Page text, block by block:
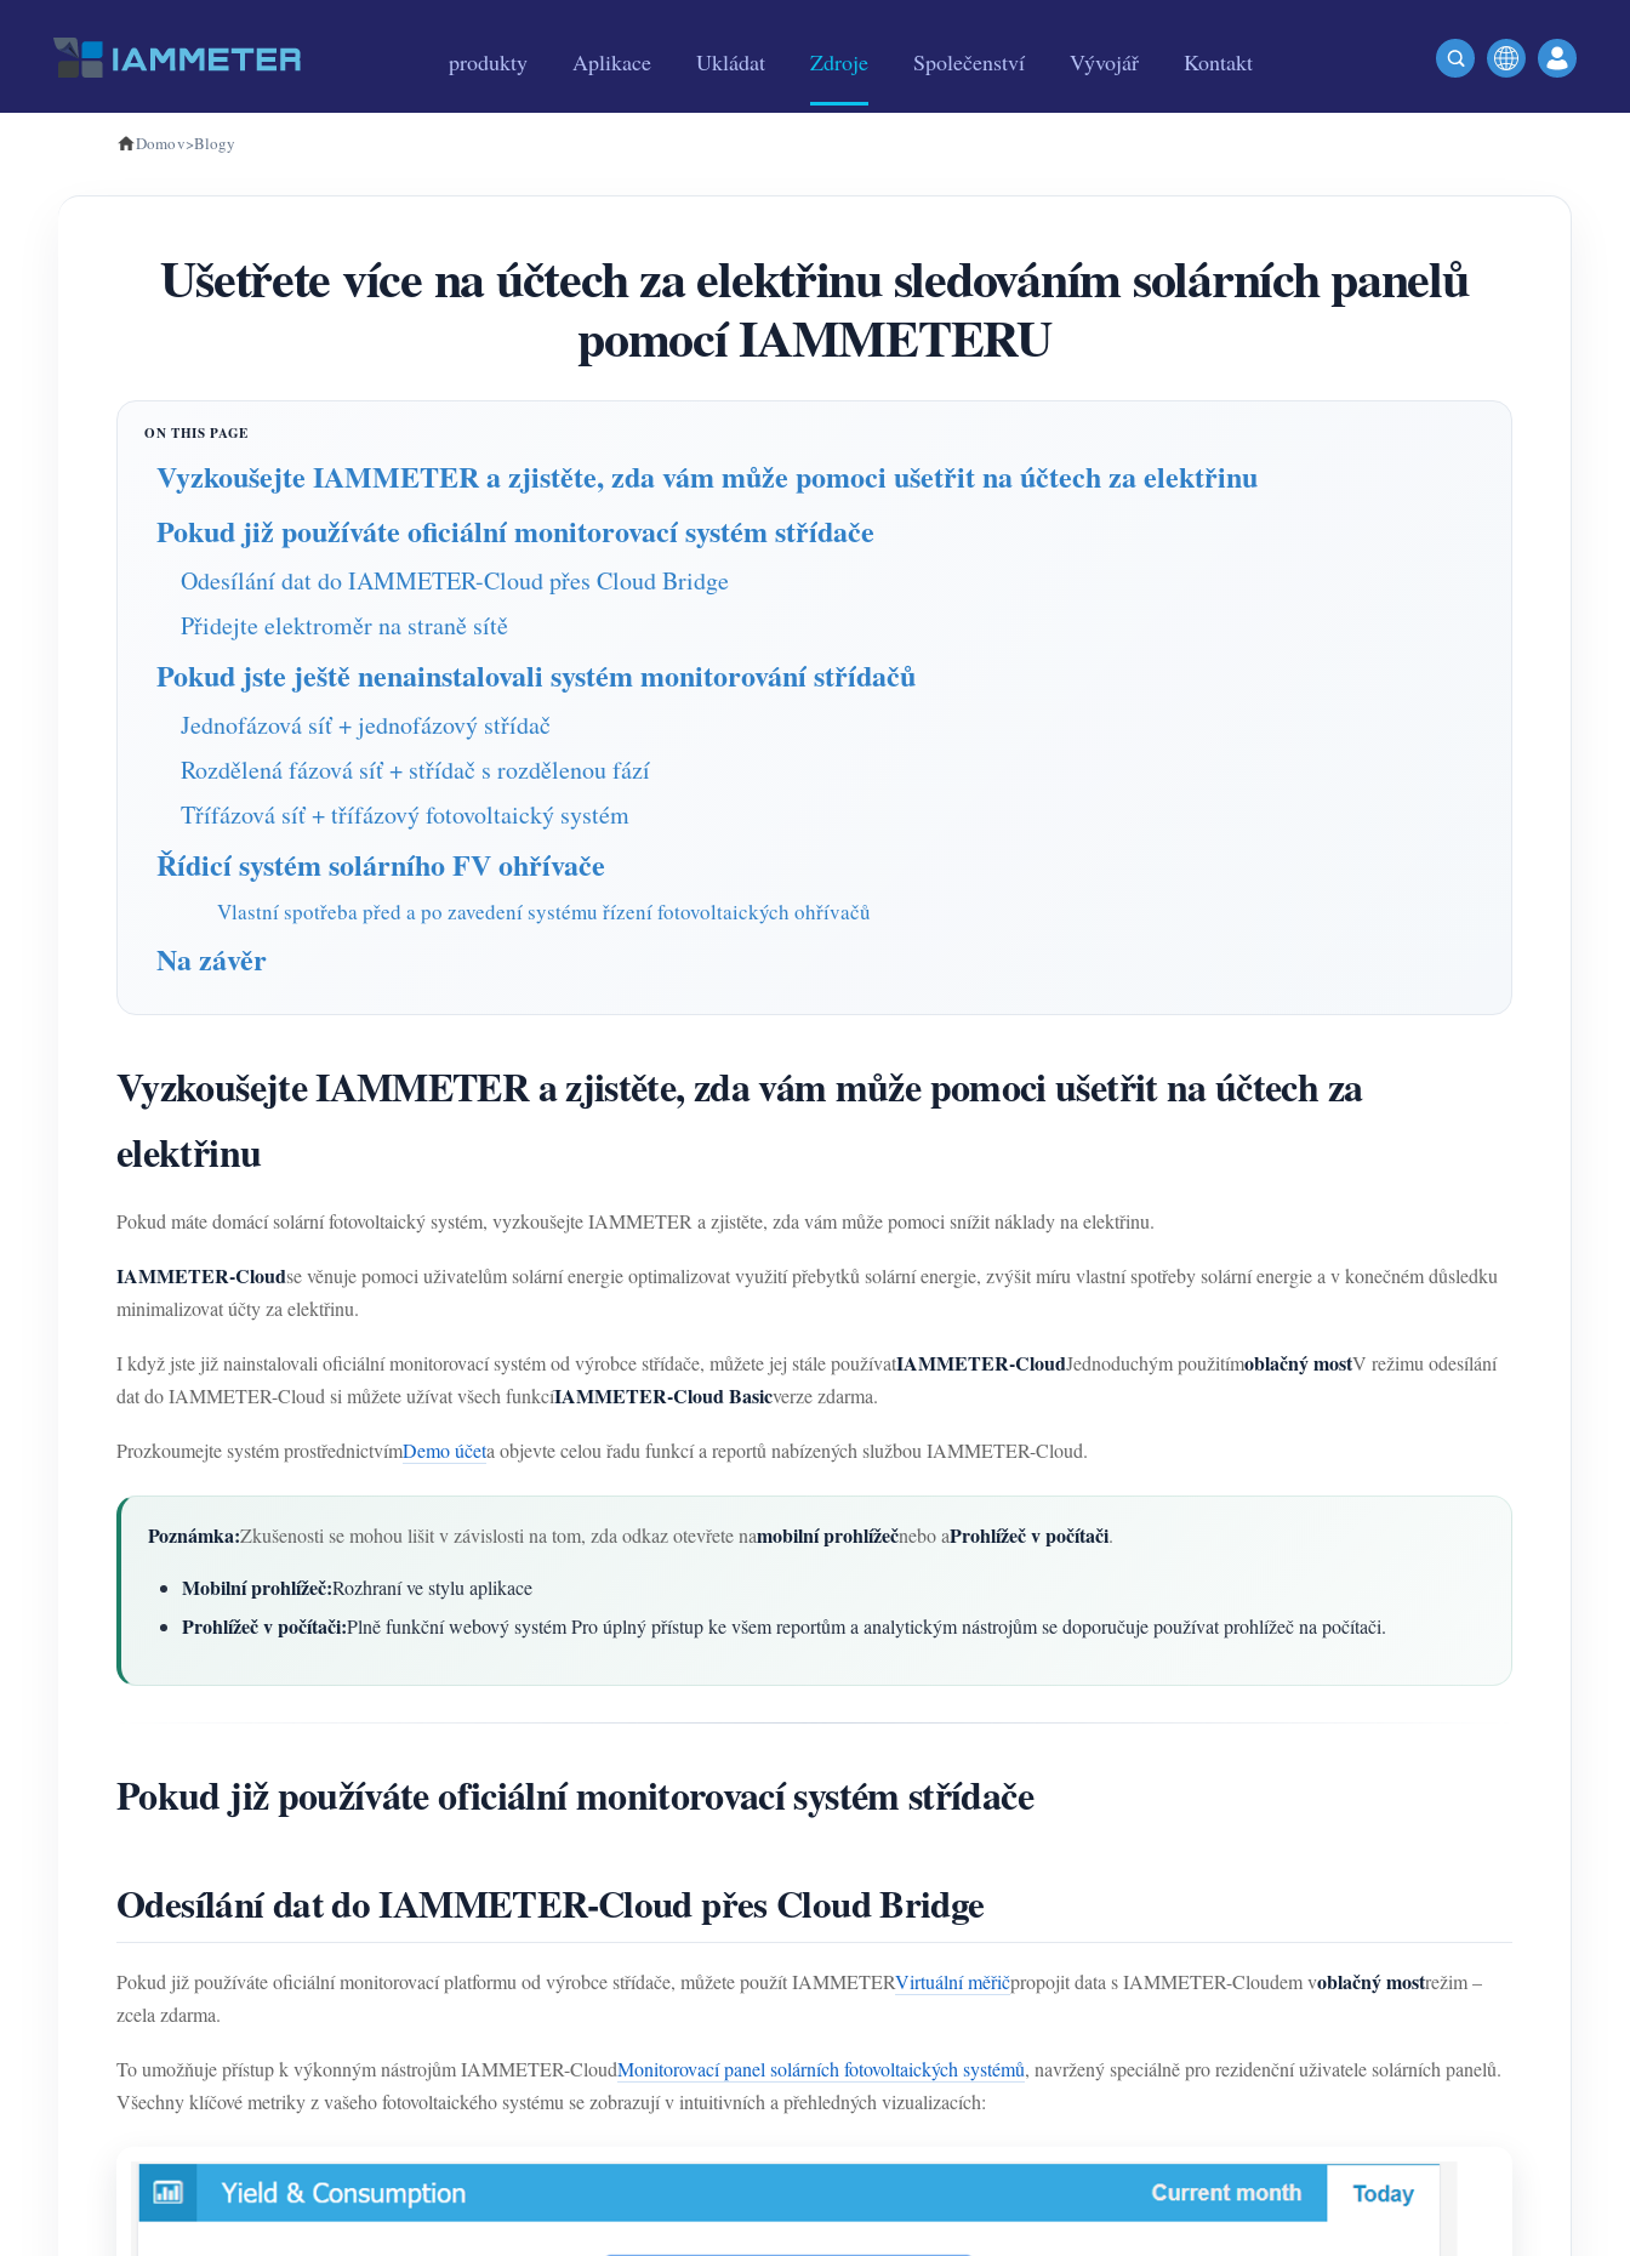
produkty Aplikace Ukládat Zdroje Společenství Vývojář Kontakt
Domov>Blogy
Ušetřete více na účtech za elektřinu sledováním solárních panelů
pomocí IAMMETERU
Vyzkoušejte IAMMETER a zjistěte, zda vám může pomoci ušetřit na účtech za elektřinu
Pokud již používáte oficiální monitorovací systém střídače
Odesílání dat do IAMMETER-Cloud přes Cloud Bridge
Přidejte elektroměr na straně sítě
Pokud jste ještě nenainstalovali systém monitorování střídačů
Jednofázová síť + jednofázový střídač
Rozdělená fázová síť + střídač s rozdělenou fází
Třífázová síť + třífázový fotovoltaický systém
Řídicí systém solárního FV ohřívače
Vlastní spotřeba před a po zavedení systému řízení fotovoltaických ohřívačů
Na závěr
Vyzkoušejte IAMMETER a zjistěte, zda vám může pomoci ušetřit na účtech za
elektřinu
Pokud máte domácí solární fotovoltaický systém, vyzkoušejte IAMMETER a zjistěte, zda vám může pomoci snížit náklady na elektřinu.
IAMMETER-Cloudse věnuje pomoci uživatelům solární energie optimalizovat využití přebytků solární energie, zvýšit míru vlastní spotřeby solární energie a v konečném důsledku
minimalizovat účty za elektřinu.
I když jste již nainstalovali oficiální monitorovací systém od výrobce střídače, můžete jej stále používatIAMMETER-CloudJednoduchým použitímoblačný mostV režimu odesílání
dat do IAMMETER-Cloud si můžete užívat všech funkcíIAMMETER-Cloud Basicverze zdarma.
Prozkoumejte systém prostřednictvímDemo účeta objevte celou řadu funkcí a reportů nabízených službou IAMMETER-Cloud.
Poznámka:Zkušenosti se mohou lišit v závislosti na tom, zda odkaz otevřete namobilní prohlížečnebo aProhlížeč v počítači.
Mobilní prohlížeč:Rozhraní ve stylu aplikace
Prohlížeč v počítači:Plně funkční webový systém Pro úplný přístup ke všem reportům a analytickým nástrojům se doporučuje používat prohlížeč na počítači.
Pokud již používáte oficiální monitorovací systém střídače
Odesílání dat do IAMMETER-Cloud přes Cloud Bridge
Pokud již používáte oficiální monitorovací platformu od výrobce střídače, můžete použít IAMMETERVirtuální měřičpropojit data s IAMMETER-Cloudem voblačný mostrežim –
zcela zdarma.
To umožňuje přístup k výkonným nástrojům IAMMETER-CloudMonitorovací panel solárních fotovoltaických systémů, navržený speciálně pro rezidenční uživatele solárních panelů.
Všechny klíčové metriky z vašeho fotovoltaického systému se zobrazují v intuitivních a přehledných vizualizacích: